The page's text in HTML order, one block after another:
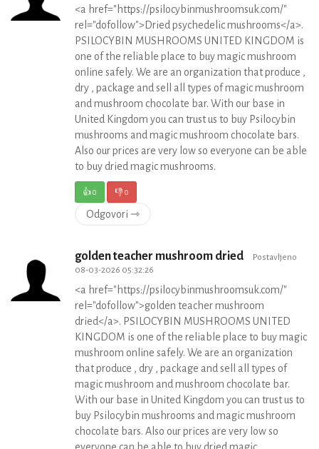
<a href="https://psilocybinmushroomsuk.com/"
rel="dofollow">Dried psychedelic mushrooms</a>.
PSILOCYBIN MUSHROOMS UNITED KINGDOM is
one of the reliable place to buy magic mushroom
online safely. We are an organization that produce ,
dry , package and sell all types of magic mushroom
and mushroom chocolate bar. With our base in
United Kingdom you can trust us to buy Psilocybin
mushrooms and magic mushroom chocolate bars.
Also our prices are very low so everyone can be able
to buy dried magic mushrooms.
👍0 👎0
Odgovori ⇾
golden teacher mushroom dried
Postavljeno
08-03-2026 05:32:26
<a href="https://psilocybinmushroomsuk.com/"
rel="dofollow">golden teacher mushroom
dried</a>. PSILOCYBIN MUSHROOMS UNITED
KINGDOM is one of the reliable place to buy magic
mushroom online safely. We are an organization
that produce , dry , package and sell all types of
magic mushroom and mushroom chocolate bar.
With our base in United Kingdom you can trust us to
buy Psilocybin mushrooms and magic mushroom
chocolate bars. Also our prices are very low so